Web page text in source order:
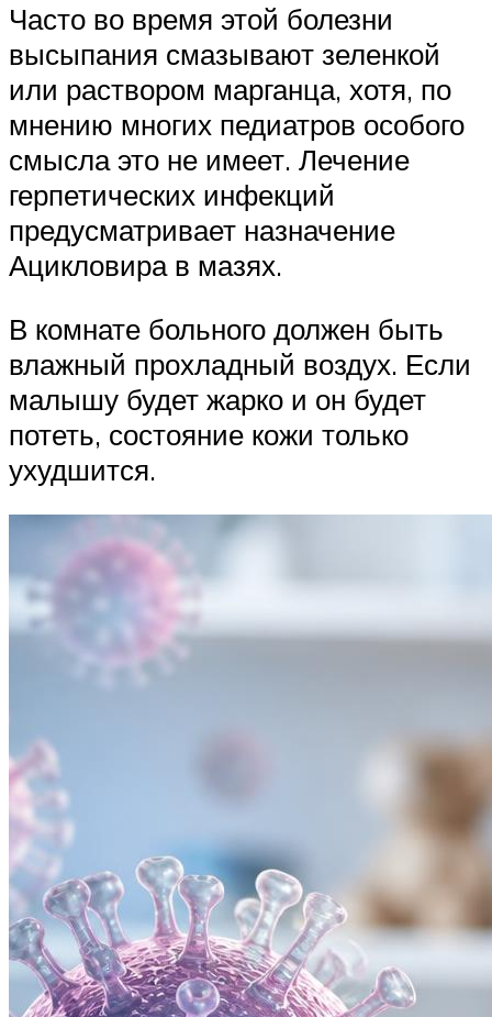
Часто во время этой болезни
высыпания смазывают зеленкой
или раствором марганца, хотя, по
мнению многих педиатров особого
смысла это не имеет. Лечение
герпетических инфекций
предусматривает назначение
Ацикловира в мазях.
В комнате больного должен быть
влажный прохладный воздух. Если
малышу будет жарко и он будет
потеть, состояние кожи только
ухудшится.